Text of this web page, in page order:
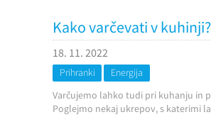
Kako varčevati v kuhinji?
18. 11. 2022
Prihranki
Energija
Varčujemo lahko tudi pri kuhanju in
Poglejmo nekaj ukrepov, s katerimi